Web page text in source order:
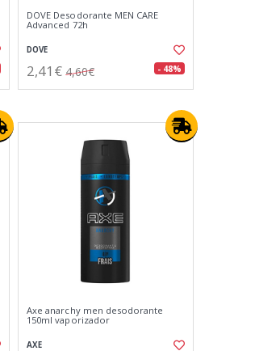
DOVE Desodorante MEN CARE
Advanced 72h
DOVE
2,41€ 4,60€ - 48%
Axe anarchy men desodorante
150ml vaporizador
AXE